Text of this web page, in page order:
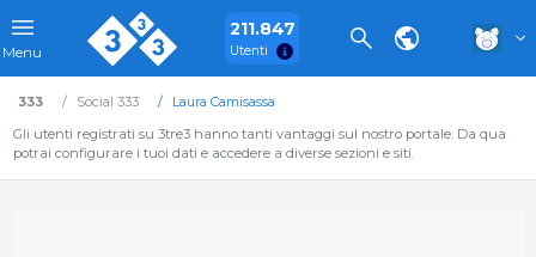
Menu
211.847
Utenti
333 Social 333
Laura Camisassa
Gli utenti registrati su 3tre3 hanno tanti vantaggi sul nostro portale. Da qua
potrai configurare i tuoi dati e accedere a diverse sezioni e siti.